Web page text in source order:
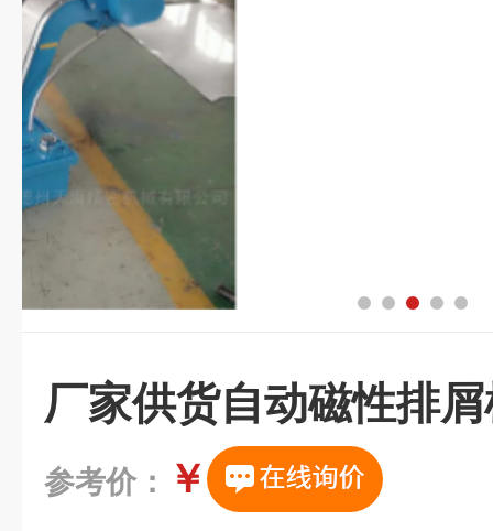
厂家供货自动磁性排
参考价： ￥